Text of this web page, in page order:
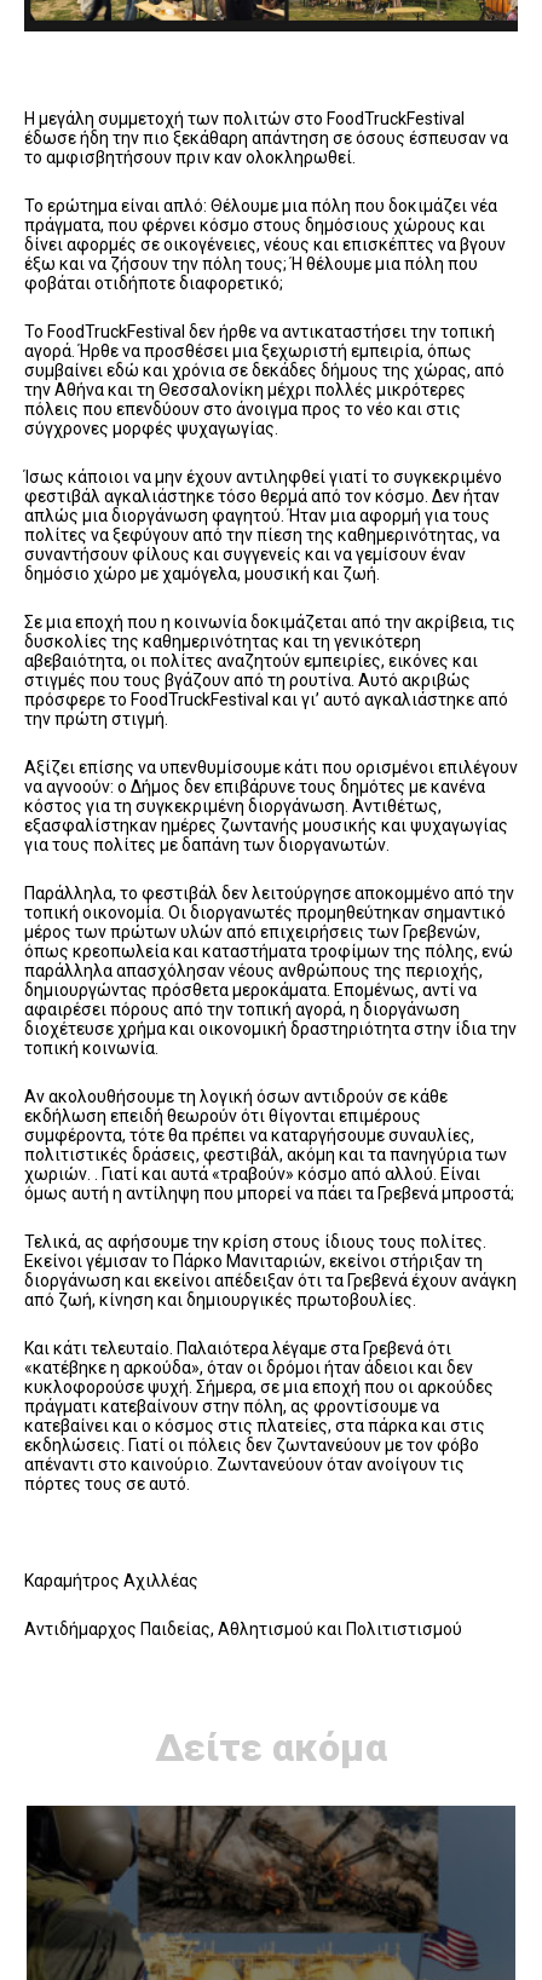
Η μεγάλη συμμετοχή των πολιτών στο FoodTruckFestival
έδωσε ήδη την πιο ξεκάθαρη απάντηση σε όσους έσπευσαν να
το αμφισβητήσουν πριν καν ολοκληρωθεί.
Το ερώτημα είναι απλό: Θέλουμε μια πόλη που δοκιμάζει νέα
πράγματα, που φέρνει κόσμο στους δημόσιους χώρους και
δίνει αφορμές σε οικογένειες, νέους και επισκέπτες να βγουν
έξω και να ζήσουν την πόλη τους; Ή θέλουμε μια πόλη που
φοβάται οτιδήποτε διαφορετικό;
Το FoodTruckFestival δεν ήρθε να αντικαταστήσει την τοπική
αγορά. Ήρθε να προσθέσει μια ξεχωριστή εμπειρία, όπως
συμβαίνει εδώ και χρόνια σε δεκάδες δήμους της χώρας, από
την Αθήνα και τη Θεσσαλονίκη μέχρι πολλές μικρότερες
πόλεις που επενδύουν στο άνοιγμα προς το νέο και στις
σύγχρονες μορφές ψυχαγωγίας.
Ίσως κάποιοι να μην έχουν αντιληφθεί γιατί το συγκεκριμένο
φεστιβάλ αγκαλιάστηκε τόσο θερμά από τον κόσμο. Δεν ήταν
απλώς μια διοργάνωση φαγητού. Ήταν μια αφορμή για τους
πολίτες να ξεφύγουν από την πίεση της καθημερινότητας, να
συναντήσουν φίλους και συγγενείς και να γεμίσουν έναν
δημόσιο χώρο με χαμόγελα, μουσική και ζωή.
Σε μια εποχή που η κοινωνία δοκιμάζεται από την ακρίβεια, τις
δυσκολίες της καθημερινότητας και τη γενικότερη
αβεβαιότητα, οι πολίτες αναζητούν εμπειρίες, εικόνες και
στιγμές που τους βγάζουν από τη ρουτίνα. Αυτό ακριβώς
πρόσφερε το FoodTruckFestival και γι’ αυτό αγκαλιάστηκε από
την πρώτη στιγμή.
Αξίζει επίσης να υπενθυμίσουμε κάτι που ορισμένοι επιλέγουν
να αγνοούν: ο Δήμος δεν επιβάρυνε τους δημότες με κανένα
κόστος για τη συγκεκριμένη διοργάνωση. Αντιθέτως,
εξασφαλίστηκαν ημέρες ζωντανής μουσικής και ψυχαγωγίας
για τους πολίτες με δαπάνη των διοργανωτών.
Παράλληλα, το φεστιβάλ δεν λειτούργησε αποκομμένο από την
τοπική οικονομία. Οι διοργανωτές προμηθεύτηκαν σημαντικό
μέρος των πρώτων υλών από επιχειρήσεις των Γρεβενών,
όπως κρεοπωλεία και καταστήματα τροφίμων της πόλης, ενώ
παράλληλα απασχόλησαν νέους ανθρώπους της περιοχής,
δημιουργώντας πρόσθετα μεροκάματα. Επομένως, αντί να
αφαιρέσει πόρους από την τοπική αγορά, η διοργάνωση
διοχέτευσε χρήμα και οικονομική δραστηριότητα στην ίδια την
τοπική κοινωνία.
Αν ακολουθήσουμε τη λογική όσων αντιδρούν σε κάθε
εκδήλωση επειδή θεωρούν ότι θίγονται επιμέρους
συμφέροντα, τότε θα πρέπει να καταργήσουμε συναυλίες,
πολιτιστικές δράσεις, φεστιβάλ, ακόμη και τα πανηγύρια των
χωριών. . Γιατί και αυτά «τραβούν» κόσμο από αλλού. Είναι
όμως αυτή η αντίληψη που μπορεί να πάει τα Γρεβενά μπροστά;
Τελικά, ας αφήσουμε την κρίση στους ίδιους τους πολίτες.
Εκείνοι γέμισαν το Πάρκο Μανιταριών, εκείνοι στήριξαν τη
διοργάνωση και εκείνοι απέδειξαν ότι τα Γρεβενά έχουν ανάγκη
από ζωή, κίνηση και δημιουργικές πρωτοβουλίες.
Και κάτι τελευταίο. Παλαιότερα λέγαμε στα Γρεβενά ότι
«κατέβηκε η αρκούδα», όταν οι δρόμοι ήταν άδειοι και δεν
κυκλοφορούσε ψυχή. Σήμερα, σε μια εποχή που οι αρκούδες
πράγματι κατεβαίνουν στην πόλη, ας φροντίσουμε να
κατεβαίνει και ο κόσμος στις πλατείες, στα πάρκα και στις
εκδηλώσεις. Γιατί οι πόλεις δεν ζωντανεύουν με τον φόβο
απέναντι στο καινούριο. Ζωντανεύουν όταν ανοίγουν τις
πόρτες τους σε αυτό.
Καραμήτρος Αχιλλέας
Αντιδήμαρχος Παιδείας, Αθλητισμού και Πολιτιστισμού
Δείτε ακόμα